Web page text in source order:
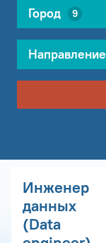
Город 9
Направление
Инженер
данных
(Data